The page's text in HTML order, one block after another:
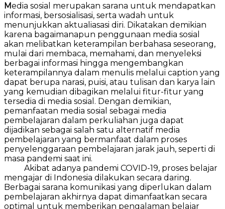
Media sosial merupakan sarana untuk mendapatkan
informasi, bersosialisasi, serta wadah untuk
menunjukkan aktualiasasi diri. Dikatakan demikian
karena bagaimanapun penggunaan media sosial
akan melibatkan keterampilan berbahasa seseorang,
mulai dari membaca, memahami, dan menyeleksi
berbagai informasi hingga mengembangkan
keterampilannya dalam menulis melalui caption yang
dapat berupa narasi, puisi, atau tulisan dan karya lain
yang kemudian dibagikan melalui fitur-fitur yang
tersedia di media sosial. Dengan demikian,
pemanfaatan media sosial sebagai media
pembelajaran dalam perkuliahan juga dapat
dijadikan sebagai salah satu alternatif media
pembelajaran yang bermanfaat dalam proses
penyelenggaraan pembelajaran jarak jauh, seperti di
masa pandemi saat ini.
Akibat adanya pandemi COVID-19, proses belajar
mengajar di Indonesia dilakukan secara daring.
Berbagai sarana komunikasi yang diperlukan dalam
pembelajaran akhirnya dapat dimanfaatkan secara
optimal untuk memberikan pengalaman belajar